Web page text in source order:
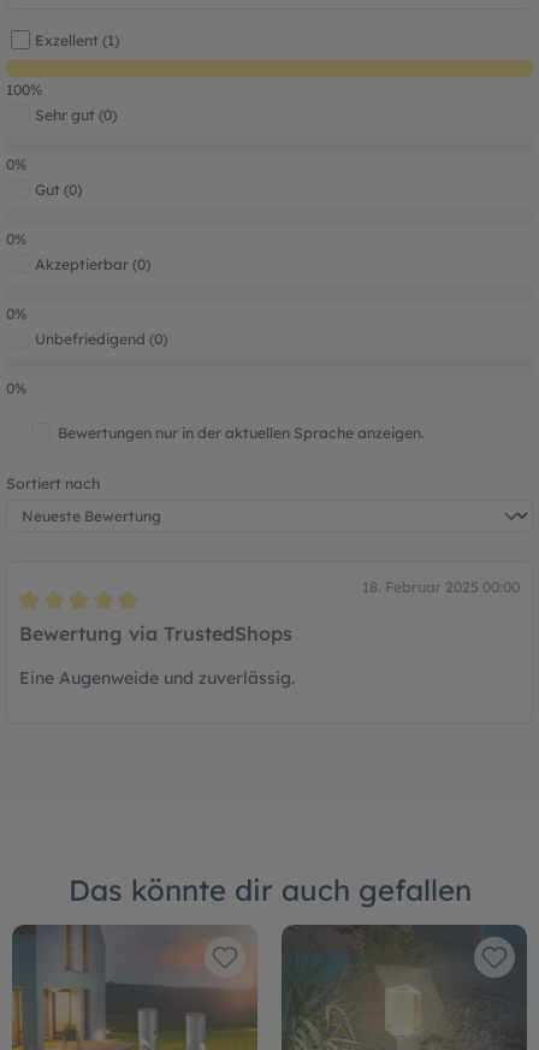
Exzellent (1)
100%
Sehr gut (0)
0%
Gut (0)
0%
Akzeptierbar (0)
0%
Unbefriedigend (0)
0%
Bewertungen nur in der aktuellen Sprache anzeigen.
Sortiert nach
18. Februar 2025 00:00
Bewertung mit 5 von 5 Sternen
Bewertung via TrustedShops
Eine Augenweide und zuverlässig.
Das könnte dir auch gefallen